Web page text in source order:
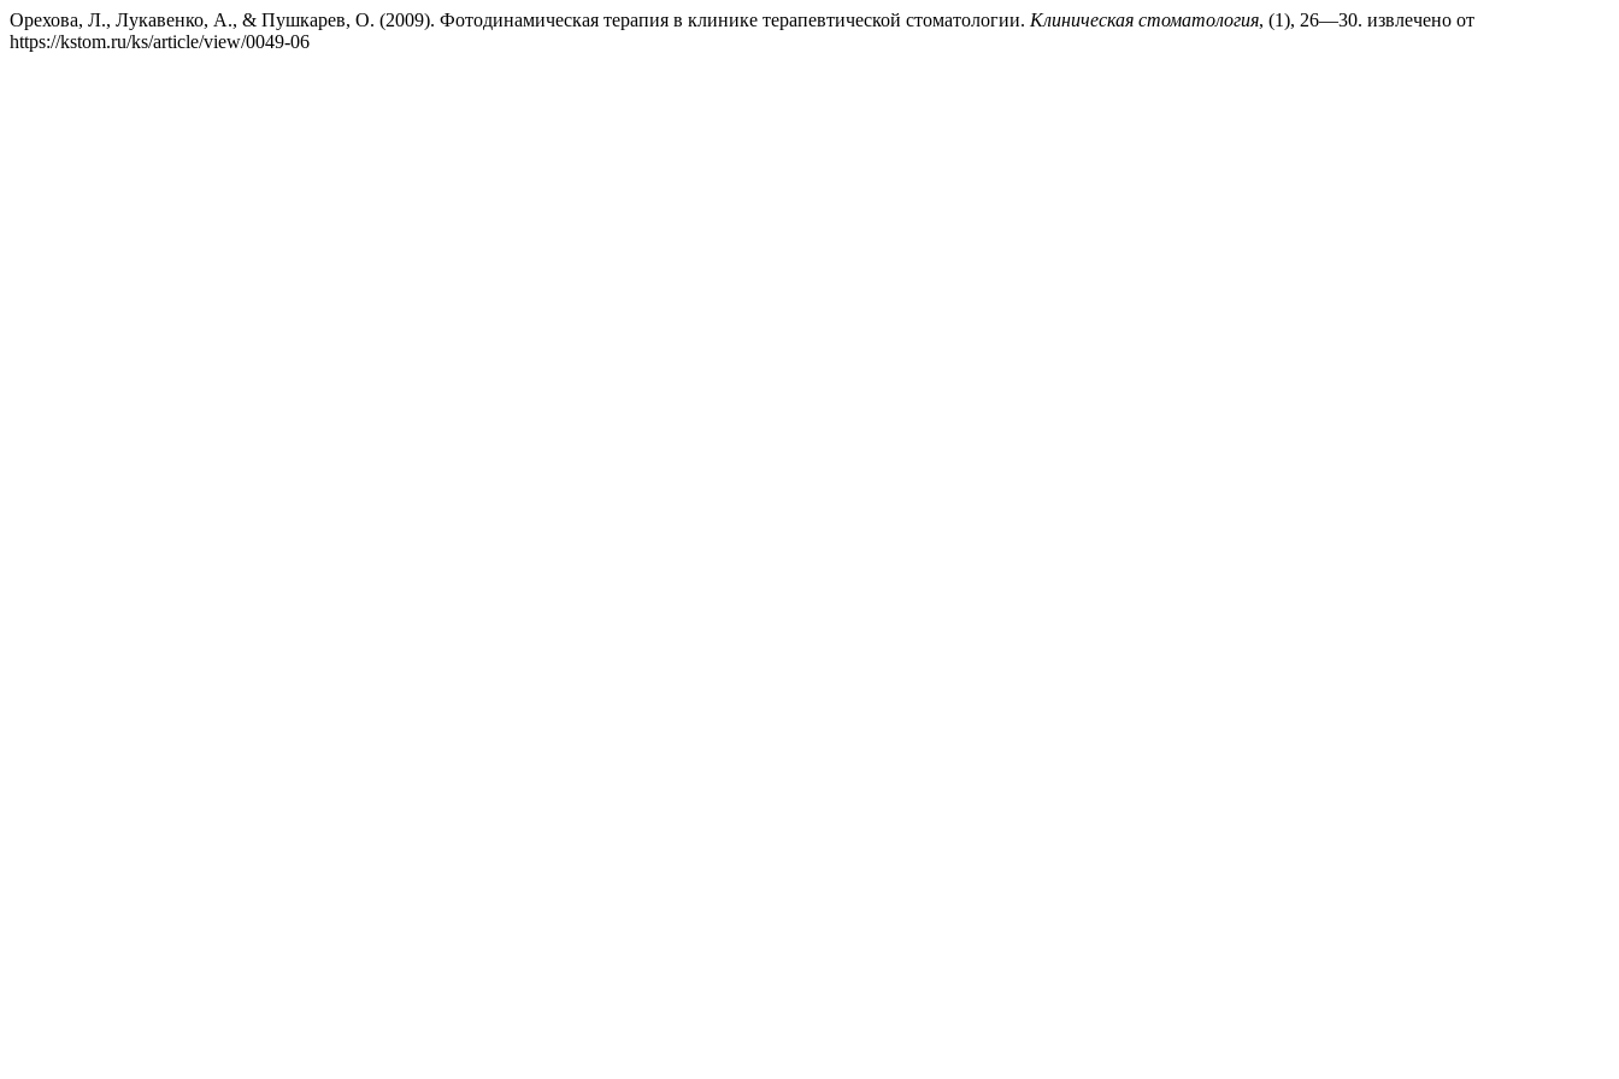
Орехова, Л., Лукавенко, А., & Пушкарев, О. (2009). Фотодинамическая терапия в клинике терапевтической стоматологии. Клиническая стоматология, (1), 26—30. извлечено от
https://kstom.ru/ks/article/view/0049-06